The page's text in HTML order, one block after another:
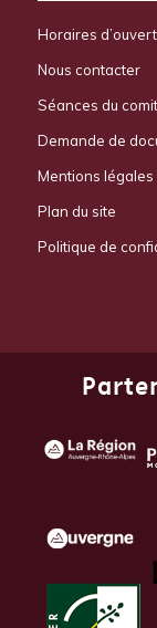
Horaires
Nous contacter
Séances du
Demande de
Mentions légales
Plan du site
Politique de